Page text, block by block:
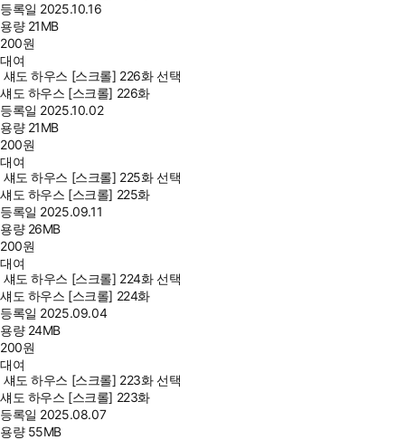
등록일 2025.10.16
용량 21MB
200원
대여
섀도 하우스 [스크롤] 226화 선택
섀도 하우스 [스크롤] 226화
등록일 2025.10.02
용량 21MB
200원
대여
섀도 하우스 [스크롤] 225화 선택
섀도 하우스 [스크롤] 225화
등록일 2025.09.11
용량 26MB
200원
대여
섀도 하우스 [스크롤] 224화 선택
섀도 하우스 [스크롤] 224화
등록일 2025.09.04
용량 24MB
200원
대여
섀도 하우스 [스크롤] 223화 선택
섀도 하우스 [스크롤] 223화
등록일 2025.08.07
용량 55MB